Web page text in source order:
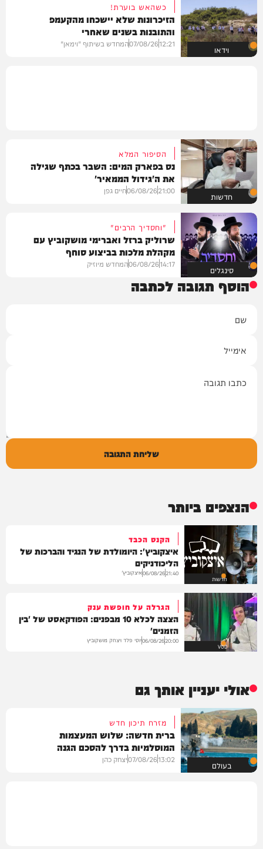
וידאו
כשהאש בוערת!
הזיכרונות שלא יישכחו מהקעמפ
והתובנות בשנים שאחרי
12:21
07/08/26המחדש בשיתוף "וימאן"
חדשות
הסיפור המלא
נס בפארק המים: השבר בכתף שגילה
את ה'גידול הממאיר'
21:00
06/08/26חיים גפן
סינגלים
"וחסדיך הרבים"
שרוליק ברזל ואברימי מושקוביץ עם
מקהלת מלכות בביצוע סוחף
14:17
06/08/26המחדש מיוזיק
הוסף תגובה לכתבה
שליחת התגובה
הנצפים ביותר
חדשות
הקנס הכבד
איצקוביץ': היומולדת של הנגיד והברכות של
הליכודניקים
21:40
06/08/26איצקוביץ'
VOD
הגרלה על חופשת ענק
הצצה לכלא 10 מבפנים: הפודקאסט של 'בין
הזמנים'
20:00
06/08/26יוסי פלד ויצחק מושקוביץ
אולי יעניין אותך גם
בעולם
מזרח תיכון חדש
ברית חדשה: שלוש המעצמות
המוסלמיות בדרך להסכם הגנה
13:02
07/08/26יצחק כהן